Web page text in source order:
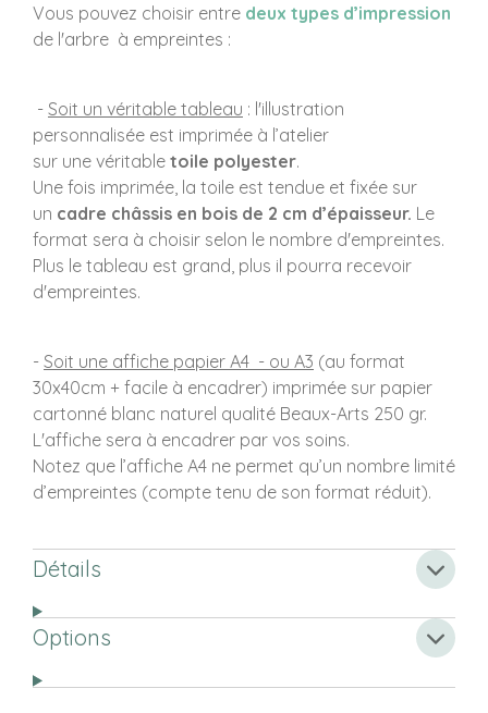
Vous pouvez choisir entre deux types d’impression
de l'arbre à empreintes :
- Soit un véritable tableau : l'illustration
personnalisée est imprimée à l’atelier
sur une véritable toile polyester.
Une fois imprimée, la toile est tendue et fixée sur
un cadre châssis en bois de 2 cm d’épaisseur. Le
format sera à choisir selon le nombre d'empreintes.
Plus le tableau est grand, plus il pourra recevoir
d'empreintes.
- Soit une affiche papier A4 - ou A3 (au format
30x40cm + facile à encadrer) imprimée sur papier
cartonné blanc naturel qualité Beaux-Arts 250 gr.
L'affiche sera à encadrer par vos soins.
Notez que l’affiche A4 ne permet qu’un nombre limité
d’empreintes (compte tenu de son format réduit).
Détails
Options